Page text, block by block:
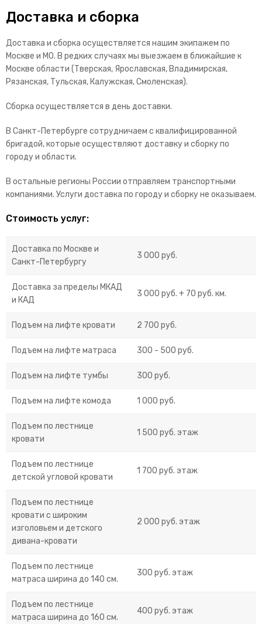
Доставка и сборка
Доставка и сборка осуществляется нашим экипажем по
Москве и МО. В редких случаях мы выезжаем в ближайшие к
Москве области (Тверская, Ярославская, Владимирская,
Рязанская, Тульская, Калужская, Смоленская).
Сборка осуществляется в день доставки.
В Санкт-Петербурге сотрудничаем с квалифицированной
бригадой, которые осуществляют доставку и сборку по
городу и области.
В остальные регионы России отправляем транспортными
компаниями. Услуги доставка по городу и сборку не оказываем.
Стоимость услуг:
Доставка по Москве и
Санкт-Петербургу
3 000 руб.
Доставка за пределы МКАД
и КАД
3 000 руб. + 70 руб. км.
Подъем на лифте кровати 2 700 руб.
Подъем на лифте матраса 300 - 500 руб.
Подъем на лифте тумбы 300 руб.
Подъем на лифте комода 1 000 руб.
Подъем по лестнице
кровати
1 500 руб. этаж
Подъем по лестнице
детской угловой кровати
1 700 руб. этаж
Подъем по лестнице
кровати с широким
изголовьем и детского
дивана-кровати
2 000 руб. этаж
Подъем по лестнице
матраса ширина до 140 см.
300 руб. этаж
Подъем по лестнице
матраса ширина до 160 см.
400 руб. этаж